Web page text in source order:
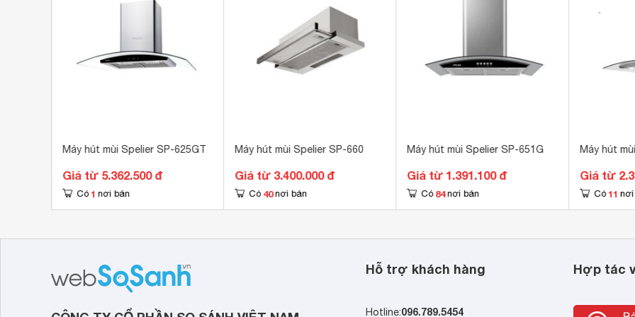
15
cm
Máy hút mùi Spelier SP-625GT
Giá từ 5.362.500 đ
Có 1 nơi bán
Máy hút mùi Spelier SP-660
Giá từ 3.400.000 đ
Có 40 nơi bán
Máy hút mùi Spelier SP-651G
Giá từ 1.391.100 đ
Có 84 nơi bán
Máy hút
Giá từ
Có 11 nơi
Hỗ trợ khách hàng
Hotline:096.789.5454
Hợp tác